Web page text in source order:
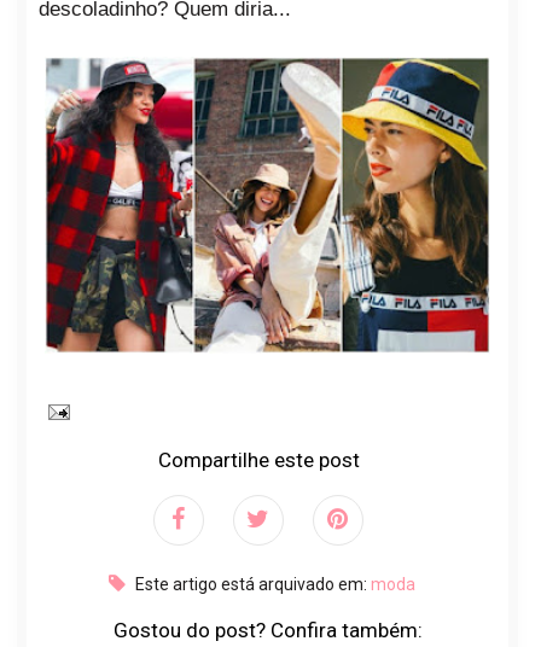
descoladinho? Quem diria...
Compartilhe este post
Este artigo está arquivado em: moda
Gostou do post? Confira também: